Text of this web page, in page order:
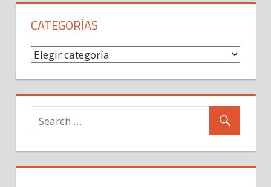
CATEGORÍAS
Categorías